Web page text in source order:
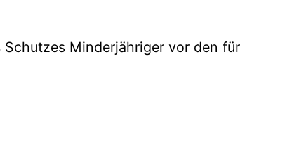
Minderjähriger vor den für